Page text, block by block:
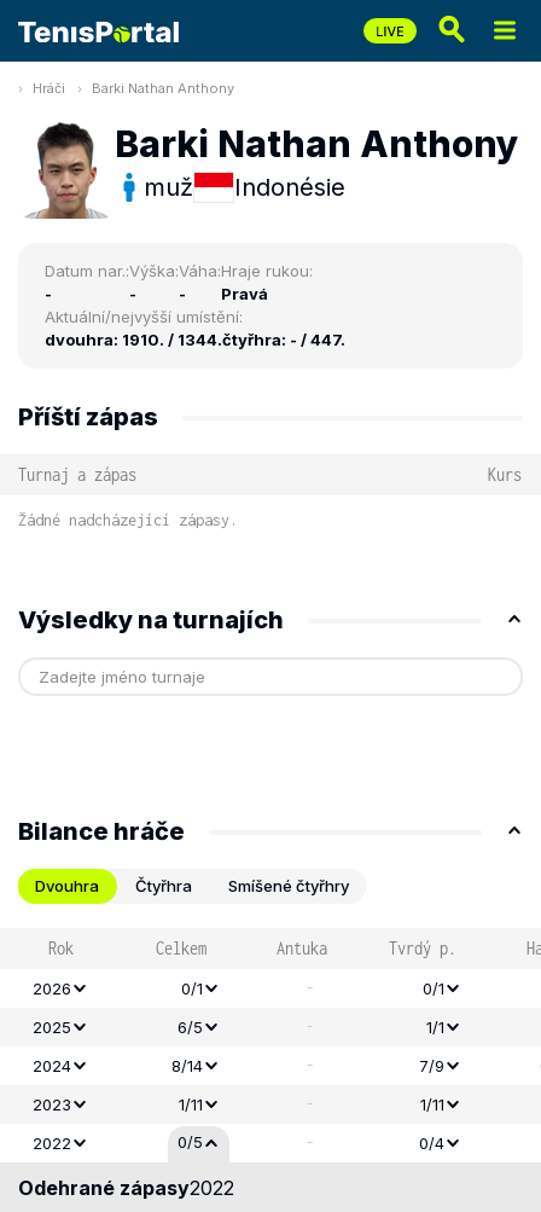
Hráči Barki Nathan Anthony
Barki Nathan Anthony
muž Indonésie
Datum nar.:
-
Výška:
-
Váha:
-
Hraje rukou:
Pravá
Aktuální/nejvyšší umístění:
dvouhra: 1910. / 1344.čtyřhra: - / 447.
Příští zápas
Turnaj a zápas Kurs
Žádné nadcházející zápasy.
Výsledky na turnajích
Bilance hráče
Dvouhra Čtyřhra Smíšené čtyřhry
Rok Celkem Antuka Tvrdý p.
2026 0/1 -
0/1
2025
6/5 -
1/1
2024
8/14 - 7/9
2023
1/11 -
1/11
2022
0/5 - 0/4
Odehrané zápasy2022